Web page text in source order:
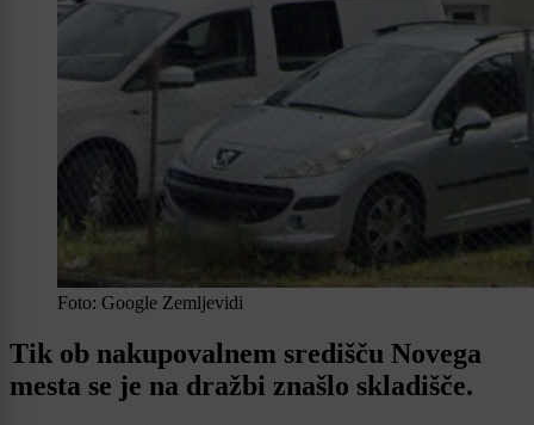
Foto: Google Zemljevidi
Tik ob nakupovalnem središču Novega
mesta se je na dražbi znašlo skladišče.